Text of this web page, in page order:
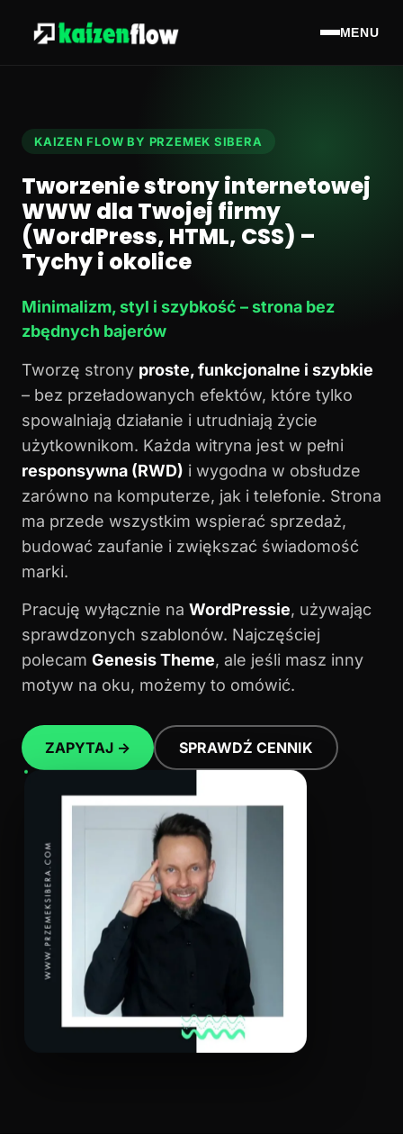
MENU
KAIZEN FLOW BY PRZEMEK SIBERA
Tworzenie strony internetowej
WWW dla Twojej firmy
(WordPress, HTML, CSS) –
Tychy i okolice
Minimalizm, styl i szybkość – strona bez
zbędnych bajerów
Tworzę strony proste, funkcjonalne i szybkie
– bez przeładowanych efektów, które tylko
spowalniają działanie i utrudniają życie
użytkownikom. Każda witryna jest w pełni
responsywna (RWD) i wygodna w obsłudze
zarówno na komputerze, jak i telefonie. Strona
ma przede wszystkim wspierać sprzedaż,
budować zaufanie i zwiększać świadomość
marki.
Pracuję wyłącznie na WordPressie, używając
sprawdzonych szablonów. Najczęściej
polecam Genesis Theme, ale jeśli masz inny
motyw na oku, możemy to omówić.
ZAPYTAJ → SPRAWDŹ CENNIK